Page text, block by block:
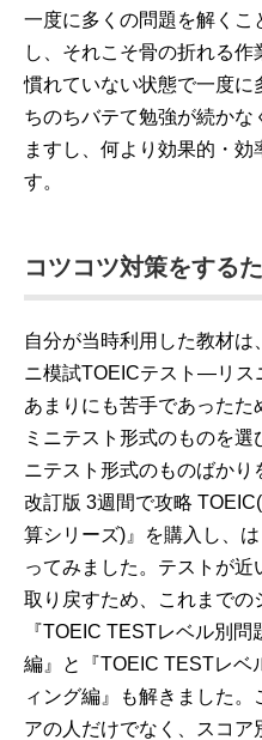
一度に多くの問題を解くこ
し、それこそ骨の折れる
慣れていない状態で一度
ちのちバテて勉強が続かな
ますし、何より効果的・
す。
コツコツ対策をする
自分が当時利用した教材は
ニ模試TOEICテスト―リス
あまりにも苦手であったた
ミニテスト形式のものを選
ニテスト形式のものばか
改訂版 3週間で攻略
算シリーズ)』を購入し、
ってみました。テストが
取り戻すため、これまでの
『TOEIC TESTレベル別
編』と『TOEIC TESTレベ
ィング編』も解きました
アの人だけでなく、スコア